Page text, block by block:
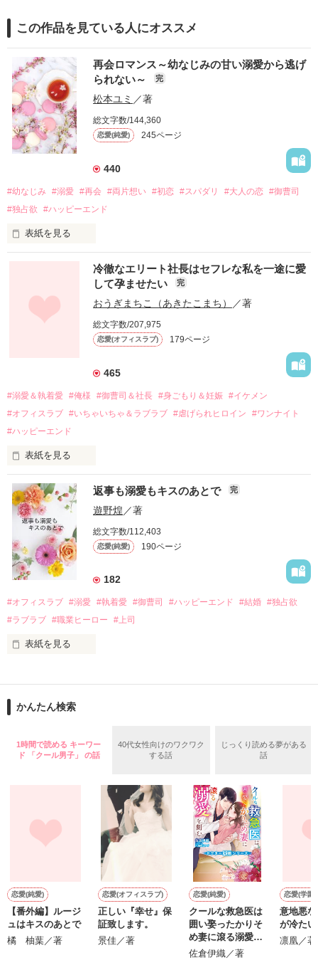
この作品を見ている人にオススメ
再会ロマンス～幼なじみの甘い溺愛から逃げ
られない～
完
松本ユミ ／著
総文字数/144,360
恋愛(純愛) 245ページ
440
#幼なじみ #溺愛 #再会 #両片想い #初恋 #スパダリ #大人の恋 #御曹司
#独占欲
#ハッピーエンド
表紙を見る
幼なじみの哲平に淡い恋心を抱いていた美桜。
しかし、ある出来事をきっかけに二人の関係は壊れてしまう。
関係修復もできないまま、美桜は両親の離婚によって
引っ越すことになり、哲平とも離れ離れになった。
それから約十二年後。
過去の傷から、二度と会いたくないと思っていた哲平に
運命のような再会を果たす。
酔った勢いで一夜を共にしてしまった。
さらに、美桜が初めてだと知った哲平は
『責任をとる、結婚しよう』と真っ直ぐに告げてきた。
戸惑う美桜とは裏腹に、好きという気持ちを隠すことなく
甘やかしてくる。
そんなある日、哲平は美桜がストーカー被害に
遭っていることを知る。
美桜を守るため、哲平は同居を提案してきて――。
夏木美桜(なつきみお)
鳴海哲平 (なるみてっぺい)
2026.6.5～2026.7.25
＊以前、公開していた話の改稿版です＊
冷徹なエリート社長はセフレな私を一途に愛
して孕ませたい
完
おうぎまちこ（あきたこまち） ／著
総文字数/207,975
恋愛(オフィスラブ) 179ページ
465
#溺愛＆執着愛 #俺様 #御曹司＆社長 #身ごもり＆妊娠 #イケメン
#オフィスラブ #いちゃいちゃ＆ラブラブ #虐げられヒロイン
#ワンナイト
#ハッピーエンド
表紙を見る
おかしな噂を流されて前の職場でうまくいかなかった梅田美
桜は、海外で傷心旅行をしていたところ、日本人美青年と出会
い、酒の勢いもあり一夜限りの関係となる。
帰国後、美桜は新しい職場でワンナイトした美青年と再会。
なんと彼の正体は、とある財閥御曹司にも関わらず、一族を離
れて起業した新進気鋭の実業家、社内でも冷徹だと評判な社長
――御影恭司その人だったのだ――！
なぜか恭司から飼い猫の世話係を命じられた美桜は、猫の世
の関係となってしまい――？
返事も溺愛もキスのあとで 完
遊野煌 ／著
総文字数/112,403
恋愛(純愛) 190ページ
182
#オフィスラブ #溺愛 #執着愛 #御曹司 #ハッピーエンド #結婚 #独占欲
#ラブラブ #職業ヒーロー #上司
表紙を見る
ションの企画戦略室で働いている。
めた、同期で恋人の石垣守（26）がいるのだが、後輩の姫原由
いた。
守と由羅から『便利屋雛子』と馬鹿にされ、一人こっそり泣い
た上、同居まで提案してきて──？
鷹哉『宜しくな、俺の雛子』🦅
雛子『俺の……ひぃ、雛子？！！！』🐥
シゴデキで冷徹な上司が見せる素顔は、なぜか想像以上に甘く
※表紙も作中使用の画像も全てフリー素材です。
※執筆期間2026.6.3〜7.20完結です。
※他サイトさんにて恋愛トレンド1位でした〜良かったら読ん
かんたん検索
1時間で読める キーワー
ド 「クール男子」 の話
40代女性向けのワクワク
する話
じっくり読める夢がある
話
恋愛(純愛)
【番外編】ルージ
ュはキスのあとで
橘 柚葉／著
恋愛(オフィスラブ)
正しい『幸せ』保
証致します。
景佳／著
恋愛(純愛)
クールな救急医は
囲い娶ったかりそ
め妻に滾る溺愛を
刻む【ドクター兄
佐倉伊織／著
恋愛(学園)
意地悪
が冷た
凛凰／著
ｽ